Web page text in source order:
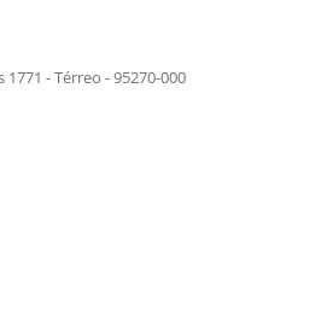
- Térreo - 95270-000